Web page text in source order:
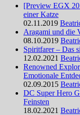
[Preview EGX
einer Katze
02.11.2019
Aragami und die
08.10.2019
Spiritfarer – Das
12.02.2021
Renowned
Emotionale
02.09.2015
DC Super Hero
Feinsten
18.02.2021